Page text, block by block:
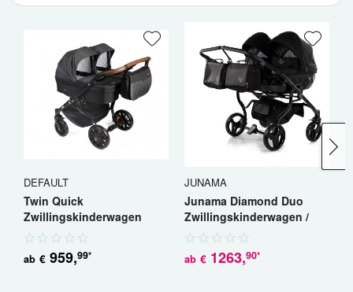
DEFAULT
Twin Quick
Zwillingskinderwagen
Geschwisterwagen
ab € 959,99*
JUNAMA
Junama Diamond Duo
Zwillingskinderwagen /
Geschwisterwagen
ab € 1263,90*